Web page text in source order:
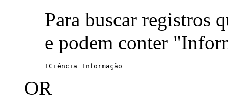
Para buscar registros
e podem conter
+Ciência Informação
OR